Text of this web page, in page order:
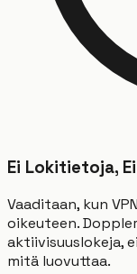
Ei Lokitietoja,
Vaaditaan, kun
oikeuteen.
aktiivisuuslokeja,
mitä luovuttaa.